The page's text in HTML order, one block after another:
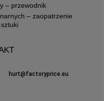
– przewodnik
– zaopatrzenie
hurt@factoryprice.eu